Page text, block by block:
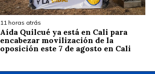
11 horas atrás
Aída Quilcué ya está en Cali para
encabezar movilización de la
oposición este 7 de agosto en Cali